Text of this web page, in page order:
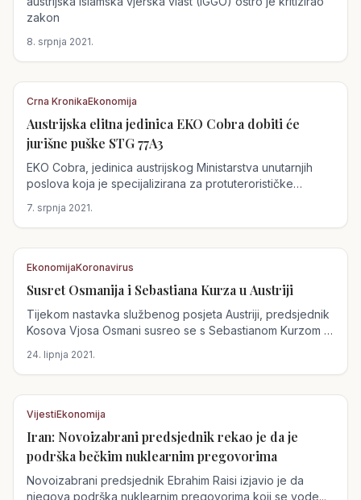
Austrija
zakon
8. srpnja 2021.
Austrija
Crna KronikaEkonomija
Austrijska elitna jedinica EKO Cobra dobiti će
jurišne puške STG 77A3
EKO Cobra, jedinica austrijskog Ministarstva unutarnjih
poslova koja je specijalizirana za protuterorističke
7. srpnja 2021.
EkonomijaKoronavirus
Susret Osmanija i Sebastiana Kurza u Austriji
Tijekom nastavka službenog posjeta Austriji, predsjednik
Kosova Vjosa Osmani susreo se s Sebastianom Kurzom i
24. lipnja 2021.
Austrija
VijestiEkonomija
Iran: Novoizabrani predsjednik rekao je da je
podrška bečkim nuklearnim pregovorima
Novoizabrani predsjednik Ebrahim Raisi izjavio je da
njegova podrška nuklearnim pregovorima koji se vode...